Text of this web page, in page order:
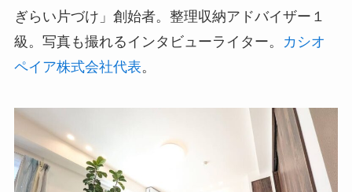
ぎらい片づけ」創始者。整理収納アドバイザー１
級。写真も撮れるインタビューライター。
カシオ
ペイア株式会社代表。